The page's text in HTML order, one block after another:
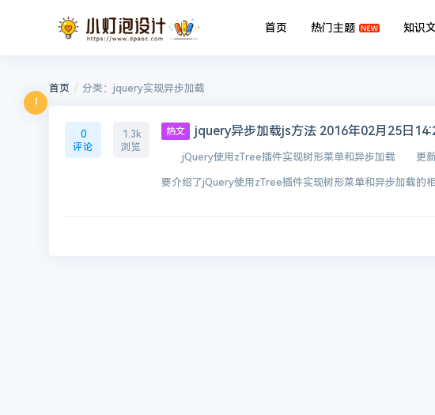
首页 热门主题 知识
首页 / 分类：jquery实现异步加载
0
评论
1.3k
浏览
热文 jquery异步加载js方法 2016年02月25日
jQuery使用zTree插件实现树形菜单和异步加载
要介绍了jQuery使用zTree插件实现树形菜单和异步加载的
!